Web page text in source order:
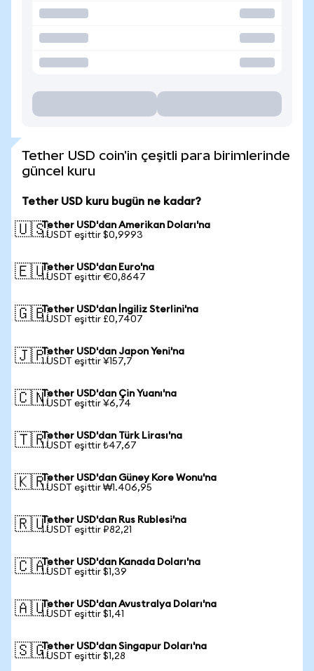
Tether USD coin'in çeşitli para birimlerinde
güncel kuru
Tether USD kuru bugün ne kadar?
🇺🇸Tether USD'dan Amerikan Doları'na
1 USDT eşittir $0,9993
🇪🇺Tether USD'dan Euro'na
1 USDT eşittir €0,8647
🇬🇧Tether USD'dan İngiliz Sterlini'na
1 USDT eşittir £0,7407
🇯🇵Tether USD'dan Japon Yeni'na
1 USDT eşittir ¥157,7
🇨🇳Tether USD'dan Çin Yuanı'na
1 USDT eşittir ¥6,74
🇹🇷Tether USD'dan Türk Lirası'na
1 USDT eşittir ₺47,67
🇰🇷Tether USD'dan Güney Kore Wonu'na
1 USDT eşittir ₩1.406,95
🇷🇺Tether USD'dan Rus Rublesi'na
1 USDT eşittir ₽82,21
🇨🇦Tether USD'dan Kanada Doları'na
1 USDT eşittir $1,39
🇦🇺Tether USD'dan Avustralya Doları'na
1 USDT eşittir $1,41
🇸🇬Tether USD'dan Singapur Doları'na
1 USDT eşittir $1,28